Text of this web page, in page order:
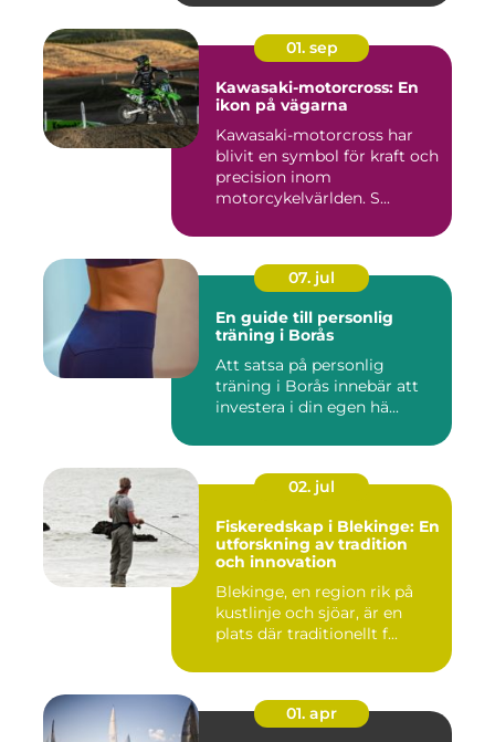
01. sep
Kawasaki-motorcross: En
ikon på vägarna
Kawasaki-motorcross har
blivit en symbol för kraft och
precision inom
motorcykelvärlden. S...
07. jul
En guide till personlig
träning i Borås
Att satsa på personlig
träning i Borås innebär att
investera i din egen hä...
02. jul
Fiskeredskap i Blekinge: En
utforskning av tradition
och innovation
Blekinge, en region rik på
kustlinje och sjöar, är en
plats där traditionellt f...
01. apr